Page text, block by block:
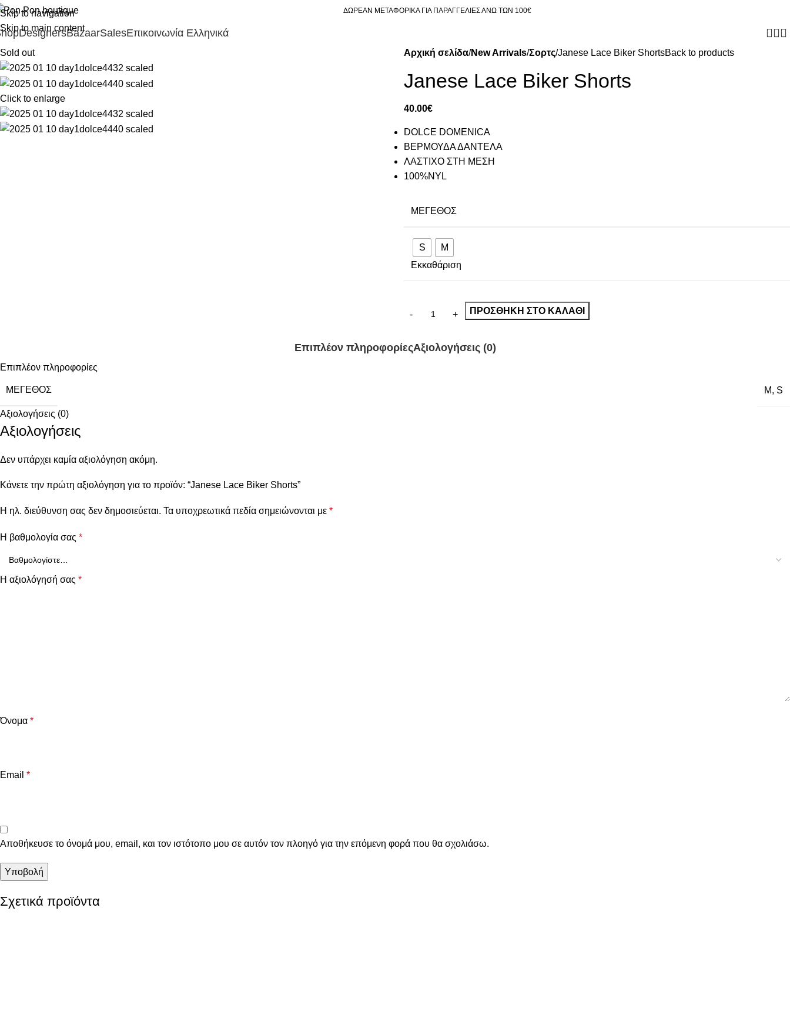
Skip to navigation
Skip to main content
ΔΩΡΕΑΝ ΜΕΤΑΦΟΡΙΚΑ ΓΙΑ ΠΑΡΑΓΓΕΛΙΕΣ ΑΝΩ ΤΩΝ 100€
DesignersBazaarSalesΕπικοινωνία Ελληνικά
Sold out
Click to enlarge
Αρχική σελίδα New Arrivals Σορτς Janese Lace Biker ShortsBack to products
Janese Lace Biker Shorts
40.00€
DOLCE DOMENICA
ΒΕΡΜΟΥΔΑ ΔΑΝΤΕΛΑ
ΛΑΣΤΙΧΟ ΣΤΗ ΜΕΣΗ
100%NYL
ΜΈΓΕΘΟΣ
S
M
Εκκαθάριση
ΠΡΟΣΘΉΚΗ ΣΤΟ ΚΑΛΆΘΙ
Επιπλέον πληροφορίεςΑξιολογήσεις (0)
Επιπλέον πληροφορίες
ΜΈΓΕΘΟΣ M, S
Αξιολογήσεις (0)
Αξιολογήσεις
Δεν υπάρχει καμία αξιολόγηση ακόμη.
Κάνετε την πρώτη αξιολόγηση για το προϊόν: “Janese Lace Biker Shorts”
Η ηλ. διεύθυνση σας δεν δημοσιεύεται. Τα υποχρεωτικά πεδία σημειώνονται με *
Η βαθμολογία σας *
Η αξιολόγησή σας *
Όνομα *
Email *
Αποθήκευσε το όνομά μου, email, και τον ιστότοπο μου σε αυτόν τον πλοηγό για την επόμενη φορά που θα σχολιάσω.
Σχετικά προϊόντα